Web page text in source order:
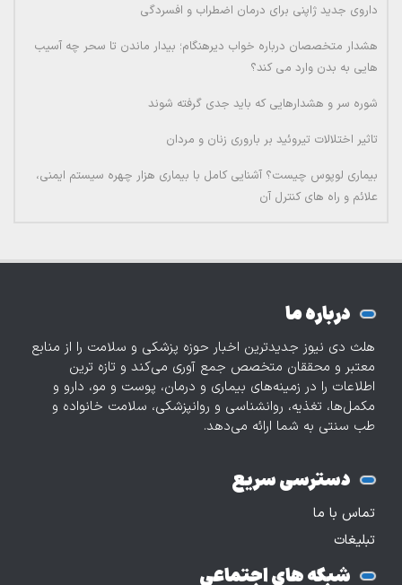
داروی جدید ژاپنی برای درمان اضطراب و افسردگی
هشدار متخصصان درباره خواب دیرهنگام؛ بیدار ماندن تا سحر چه آسیب
هایی به بدن وارد می کند؟
شوره سر و هشدارهایی که باید جدی گرفته شوند
تاثیر اختلالات تیروئید بر باروری زنان و مردان
بیماری لوپوس چیست؟ آشنایی کامل با بیماری هزار چهره سیستم ایمنی،
علائم و راه های کنترل آن
درباره ما
هلث دی نیوز جدیدترین اخبار حوزه پزشکی و سلامت را از منابع
معتبر و محققان متخصص جمع آوری می‌کند و تازه‌ ترین
اطلاعات را در زمینه‌های بیماری و درمان، پوست و مو، دارو و
مکمل‌ها، تغذیه، روانشناسی و روانپزشکی، سلامت خانواده و
طب سنتی به شما ارائه می‌دهد.
دسترسی سریع
تماس با ما
تبلیغات
شبکه های اجتماعی